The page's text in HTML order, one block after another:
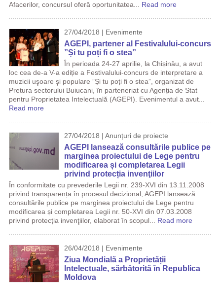
Afacerilor, concursul oferă oportunitatea... Read more
27/04/2018 | Evenimente
AGEPI, partener al Festivalului-concurs
”Și tu poți fi o stea”
În perioada 24-27 aprilie, la Chișinău, a avut
loc cea de-a V-a ediție a Festivalului-concurs de interpretare a
muzicii uşoare şi populare ”Și tu poți fi o stea”, organizat de
Pretura sectorului Buiucani, în parteneriat cu Agenția de Stat
pentru Proprietatea Intelectuală (AGEPI). Evenimentul a avut...
Read more
27/04/2018 | Anunțuri de proiecte
AGEPI lansează consultările publice pe
marginea proiectului de Lege pentru
modificarea și completarea Legii
privind protecția invenţiilor
În conformitate cu prevederile Legii nr. 239-XVI din 13.11.2008
privind transparența în procesul decizional, AGEPI lansează
consultările publice pe marginea proiectului de Lege pentru
modificarea și completarea Legii nr. 50-XVI din 07.03.2008
privind protecția invenţiilor, elaborat în scopul... Read more
26/04/2018 | Evenimente
Ziua Mondială a Proprietății
Intelectuale, sărbătorită în Republica
Moldova